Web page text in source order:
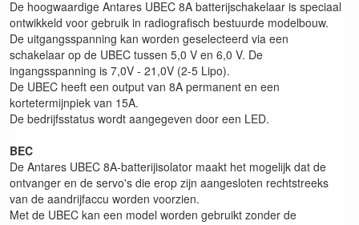
De hoogwaardige Antares UBEC 8A batterijschakelaar is speciaal
ontwikkeld voor gebruik in radiografisch bestuurde modelbouw.
De uitgangsspanning kan worden geselecteerd via een
schakelaar op de UBEC tussen 5,0 V en 6,0 V. De
ingangsspanning is 7,0V - 21,0V (2-5 Lipo).
De UBEC heeft een output van 8A permanent en een
kortetermijnpiek van 15A.
De bedrijfsstatus wordt aangegeven door een LED.
BEC
De Antares UBEC 8A-batterijisolator maakt het mogelijk dat de
ontvanger en de servo's die erop zijn aangesloten rechtstreeks
van de aandrijfaccu worden voorzien.
Met de UBEC kan een model worden gebruikt zonder de